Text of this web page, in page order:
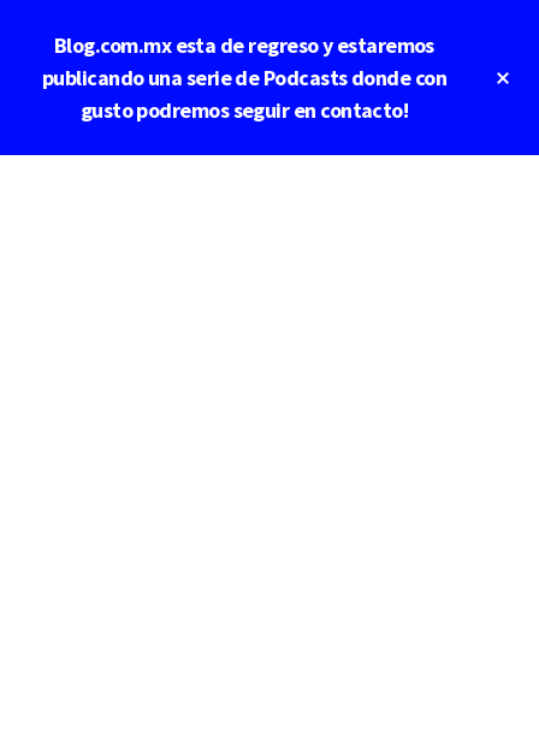
contenido
Blog.com.mx esta de regreso y estaremos
publicando una serie de Podcasts donde con
gusto podremos seguir en contacto!